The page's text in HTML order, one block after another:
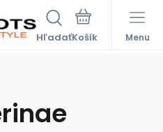
Hľadať Menu